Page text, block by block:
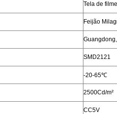
Tela de
Feijão
SMD2121
-20-65℃
2500Cd/m²
CC5V